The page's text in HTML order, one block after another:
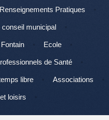
Renseignements Pratiques
conseil municipal
Ecole
de Santé
libre Associations
loisirs